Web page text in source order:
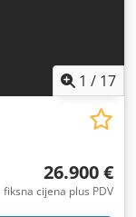
1 / 17
26.900 €
fiksna cijena plus PDV